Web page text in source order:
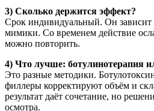
3) Сколько держится эффект?
Срок индивидуальный. Он зависит
мимики. Со временем действие
можно повторить.
4) Что лучше: ботулинотерапия
Это разные методики.
филлеры корректируют объём и
результат даёт сочетание, но
осмотра.